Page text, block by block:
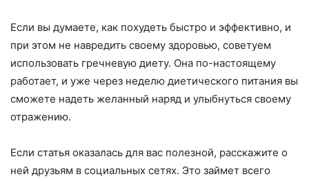
Если вы думаете, как похудеть быстро и эффективно, и
при этом не навредить своему здоровью, советуем
использовать гречневую диету. Она по-настоящему
работает, и уже через неделю диетического питания вы
сможете надеть желанный наряд и улыбнуться своему
отражению.
Если статья оказалась для вас полезной, расскажите о
ней друзьям в социальных сетях. Это займет всего